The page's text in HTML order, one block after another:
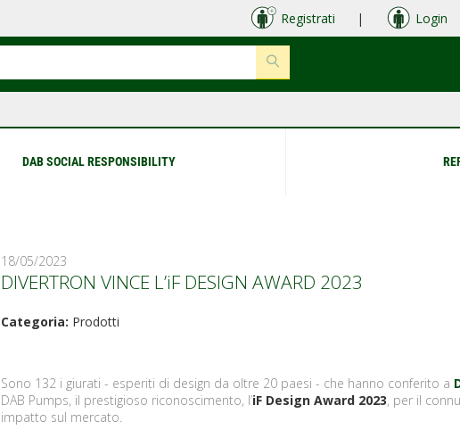
Registrati | Login
DAB SOCIAL RESPONSIBILITY
18/05/2023
DIVERTRON VINCE L’iF DESIGN AWARD 2023
Categoria: Prodotti
Sono 132 i giurati - esperiti di design da oltre 20 paesi - che hanno conferito a
DAB Pumps, il prestigioso riconoscimento, l’iF Design Award 2023, per il
impatto sul mercato.